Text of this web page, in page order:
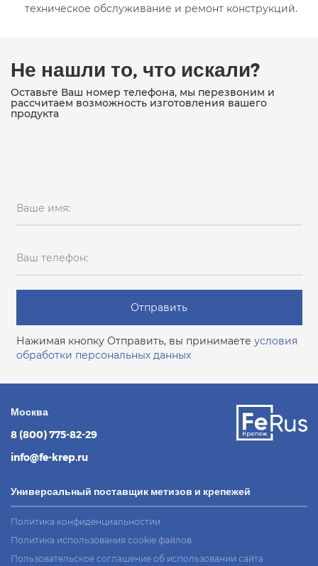
техническое обслуживание и ремонт конструкций.
Не нашли то, что искали?
Оставьте Ваш номер телефона, мы перезвоним и
рассчитаем возможность изготовления вашего
продукта
Ваше имя:
Ваш телефон:
Отправить
Нажимая кнопку Отправить, вы принимаете условия
обработки персональных данных
Москва
8 (800) 775-82-29
info@fe-krep.ru
Универсальный поставщик метизов и крепежей
Политика конфиденциальностии
Политика использования cookie файлов
Пользовательское соглашение об использовании сайта